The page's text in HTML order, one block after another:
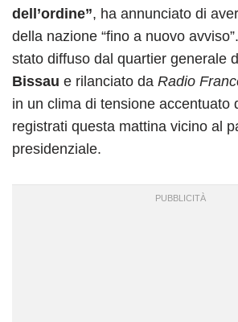
dell’ordine”, ha annunciato di
della nazione “fino a nuovo
stato diffuso dal quartier generale
Bissau e rilanciato da Radio
in un clima di tensione accentuato
registrati questa mattina vicino al
presidenziale.